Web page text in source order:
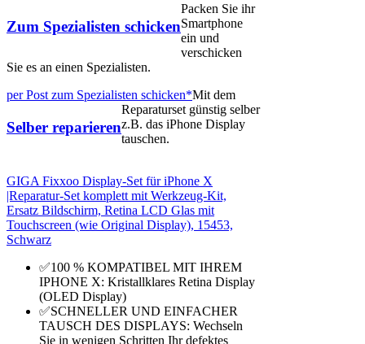
Zum Spezialisten schicken
Packen Sie ihr
Smartphone
ein und
verschicken
Sie es an einen Spezialisten.
per Post zum Spezialisten schicken*
Selber reparieren
Mit dem
Reparaturset günstig selber
z.B. das iPhone Display
tauschen.
GIGA Fixxoo Display-Set für iPhone X
|Reparatur-Set komplett mit Werkzeug-Kit,
Ersatz Bildschirm, Retina LCD Glas mit
Touchscreen (wie Original Display), 15453,
Schwarz
✅100 % KOMPATIBEL MIT IHREM
IPHONE X: Kristallklares Retina Display
(OLED Display)
✅SCHNELLER UND EINFACHER
TAUSCH DES DISPLAYS: Wechseln
Sie in wenigen Schritten Ihr defektes